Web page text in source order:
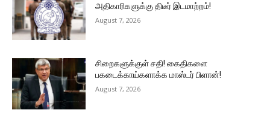
அதிகாரிகளுக்கு திடீர் இடமாற்றம்!
August 7, 2026
சிறைகளுக்குள் சதி! கைதிகளை
பகடைக்காய்களாக்க மாஸ்டர் பிளான்!
August 7, 2026